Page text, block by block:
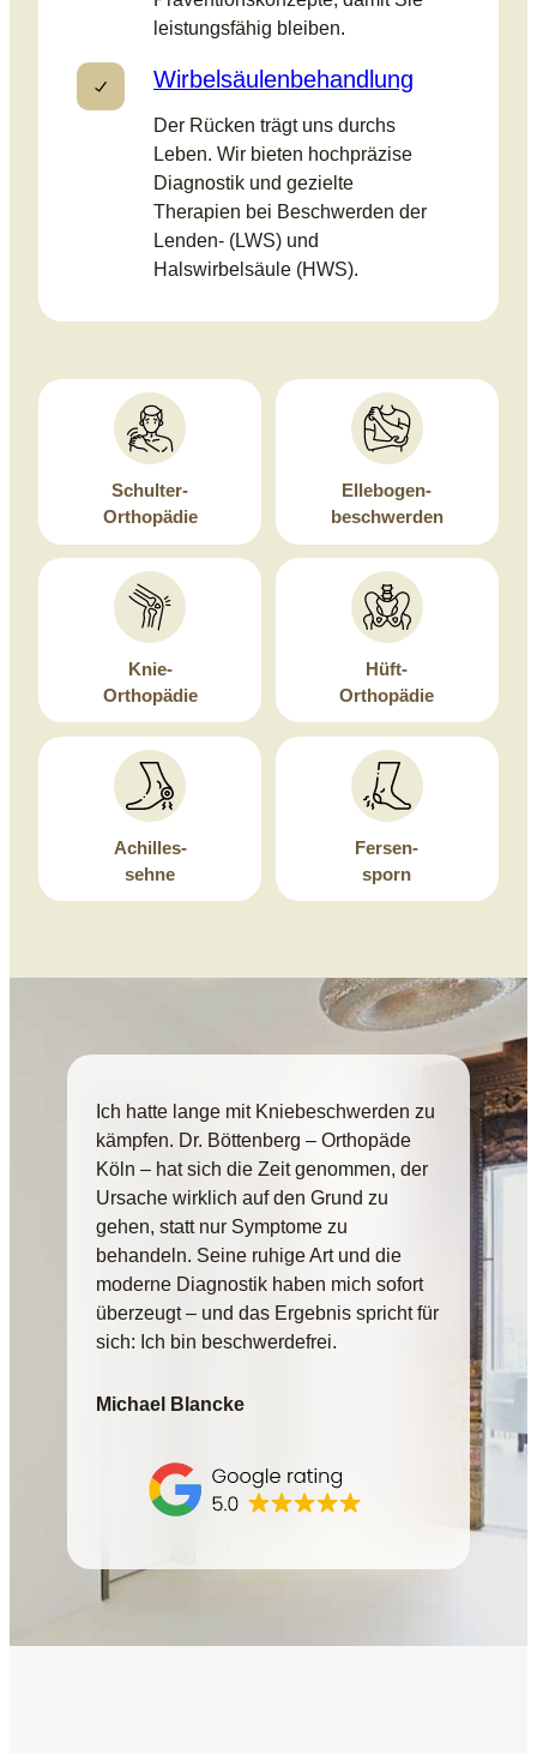
leistungsfähig bleiben.
Wirbelsäulenbehandlung
Der Rücken trägt uns durchs
Leben. Wir bieten hochpräzise
Diagnostik und gezielte
Therapien bei Beschwerden der
Lenden- (LWS) und
Halswirbelsäule (HWS).
Schulter-
Orthopädie
Ellebogen-
beschwerden
Knie-
Orthopädie
Hüft-
Orthopädie
Achilles-
sehne
Fersen-
sporn
Ich hatte lange mit Kniebeschwerden zu
kämpfen. Dr. Böttenberg – Orthopäde
Köln – hat sich die Zeit genommen, der
Ursache wirklich auf den Grund zu
gehen, statt nur Symptome zu
behandeln. Seine ruhige Art und die
moderne Diagnostik haben mich sofort
überzeugt – und das Ergebnis spricht für
sich: Ich bin beschwerdefrei.
Michael Blancke